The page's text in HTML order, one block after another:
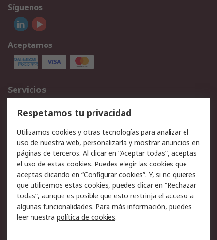
Síguenos
Aceptamos
Servicios
Cómo realizar pedidos
Devoluciones
Facturación y pago
Ofertas
Soporte técnico
Legal
Aviso legal
Política de privacidad -
Actualizada
Política sobre cookies
Seguridad de emails
Certificaciones de
Condiciones de venta
Respetamos tu privacidad
Utilizamos cookies y otras tecnologías para analizar el
uso de nuestra web, personalizarla y mostrar anuncios en
páginas de terceros. Al clicar en “Aceptar todas”, aceptas
el uso de estas cookies. Puedes elegir las cookies que
aceptas clicando en “Configurar cookies”. Y, si no quieres
que utilicemos estas cookies, puedes clicar en “Rechazar
todas”, aunque es posible que esto restrinja el acceso a
algunas funcionalidades. Para más información, puedes
leer nuestra política de cookies.